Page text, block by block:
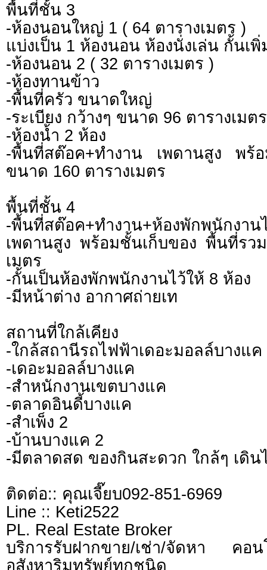
พื้นที่ชั้น 3
-ห้องนอนใหญ่ 1 ( 64 ตารางเมตร )
แบ่งเป็น 1 ห้องนอน ห้องนั่งเล่น กั้นเพิ่
-ห้องนอน 2 ( 32 ตารางเมตร )
-ห้องทานข้าว
-พื้นที่ครัว ขนาดใหญ่
-ระเบียง กว้างๆ ขนาด 96 ตารางเมต
-ห้องน้ำ 2 ห้อง
-พื้นที่สต๊อค+ทำงาน เพดานสูง พร้
ขนาด 160 ตารางเมตร
พื้นที่ชั้น 4
-พื้นที่สต๊อค+ทำงาน+ห้องพักพนักงาน
เพดานสูง พร้อมชั้นเก็บของ พื้นที่รว
เมตร
-กั้นเป็นห้องพักพนักงานไว้ให้ 8 ห้อง
-มีหน้าต่าง อากาศถ่ายเท
สถานที่ใกล้เคียง
-ใกล้สถานีรถไฟฟ้าเดอะมอลล์บางแค
-เดอะมอลล์บางแค
-สำหนักงานเขตบางแค
-ตลาดอินดี้บางแค
-สำเพ็ง 2
-บ้านบางแค 2
-มีตลาดสด ของกินสะดวก ใกล้ๆ เดิน
ติดต่อ:: คุณเจี๊ยบ092-851-6969
Line :: Keti2522
PL. Real Estate Broker
บริการรับฝากขาย/เช่า/จัดหา
อสังหาริมทรัพย์ทุกชนิด